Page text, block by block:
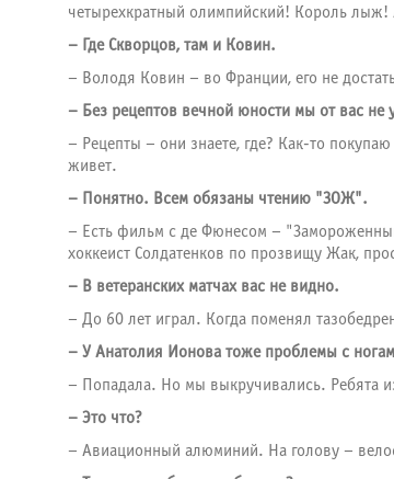
четырехкратный олимпийский! Король
– Где Скворцов, там и Ковин.
– Володя Ковин – во Франции, его не
– Без рецептов вечной юности мы от вас не
– Рецепты – они знаете, где? Как-то
живет.
– Понятно. Всем обязаны чтению "ЗОЖ".
– Есть фильм с де Фюнесом –
хоккеист Солдатенков по прозвищу Жак,
– В ветеранских матчах вас не видно.
– До 60 лет играл. Когда поменял
– У Анатолия Ионова тоже проблемы с
– Попадала. Но мы выкручивались. Ребята
– Это что?
– Авиационный алюминий. На голову –